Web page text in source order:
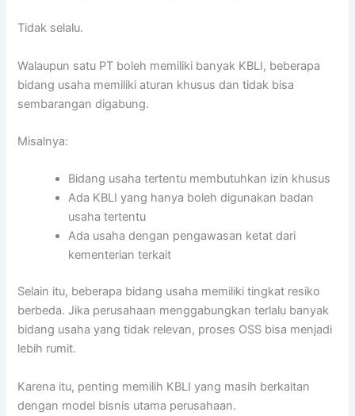
Tidak selalu.
Walaupun satu PT boleh memiliki banyak KBLI, beberapa
bidang usaha memiliki aturan khusus dan tidak bisa
sembarangan digabung.
Misalnya:
Bidang usaha tertentu membutuhkan izin khusus
Ada KBLI yang hanya boleh digunakan badan
usaha tertentu
Ada usaha dengan pengawasan ketat dari
kementerian terkait
Selain itu, beberapa bidang usaha memiliki tingkat resiko
berbeda. Jika perusahaan menggabungkan terlalu banyak
bidang usaha yang tidak relevan, proses OSS bisa menjadi
lebih rumit.
Karena itu, penting memilih KBLI yang masih berkaitan
dengan model bisnis utama perusahaan.